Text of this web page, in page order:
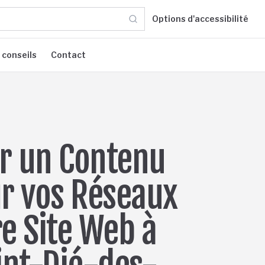
Options d'accessibilité
conseils Contact
un Contenu
vos Réseaux
Site Web à